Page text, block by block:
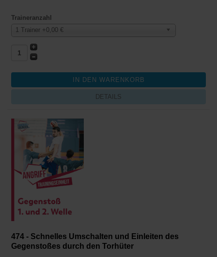
Traineranzahl
1 Trainer +0,00 €
DETAILS
474 - Schnelles Umschalten und Einleiten des
Gegenstoßes durch den Torhüter